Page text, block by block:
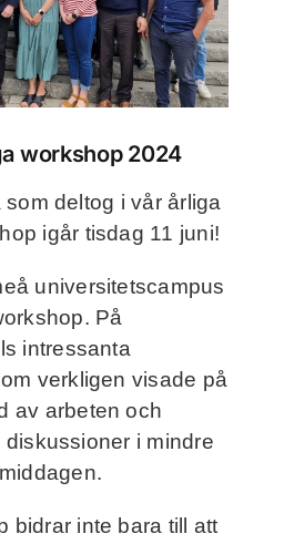
Frågor och svar
Kontakt
För deltagare
workshop 2024
deltog i vår årliga
igår tisdag 11 juni!
universitetscampus
På
intressanta
verkligen visade på
av arbeten och
diskussioner i mindre
bidrar inte bara till att